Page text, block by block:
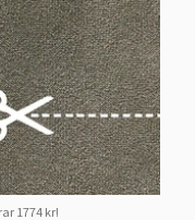
1774 kr!